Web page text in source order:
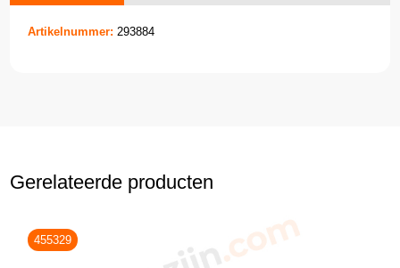
Artikelnummer: 293884
Gerelateerde producten
455329